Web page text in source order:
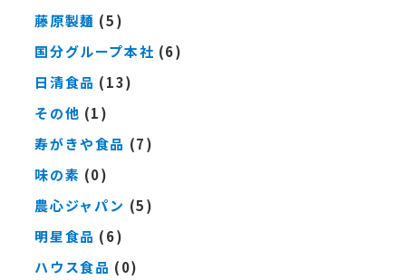
藤原製麺 (5)
国分グループ本社 (6)
日清食品 (13)
その他 (1)
寿がきや食品 (7)
味の素 (0)
農心ジャパン (5)
明星食品 (6)
ハウス食品 (0)